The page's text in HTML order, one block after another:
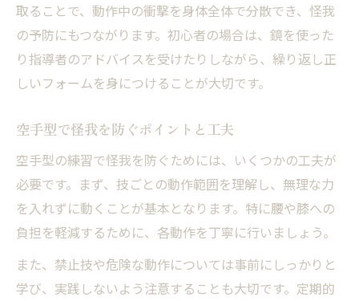
取ることで、動作中の衝撃を身体全体で分散でき、怪我
の予防にもつながります。初心者の場合は、鏡を使った
り指導者のアドバイスを受けたりしながら、繰り返し正
しいフォームを身につけることが大切です。
空手型で怪我を防ぐポイントと工夫
空手型の練習で怪我を防ぐためには、いくつかの工夫が
必要です。まず、技ごとの動作範囲を理解し、無理な力
を入れずに動くことが基本となります。特に腰や膝への
負担を軽減するために、各動作を丁寧に行いましょう。
また、禁止技や危険な動作については事前にしっかりと
学び、実践しないよう注意することも大切です。定期的